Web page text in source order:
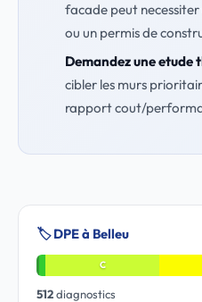
facade peut
ou un permis de
Demandez une etude
cibler les murs
rapport cout/
🏷️ DPE à Belleu
C
512diagnostics